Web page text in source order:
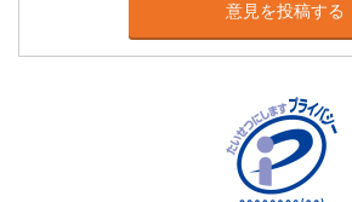
意見を投稿する